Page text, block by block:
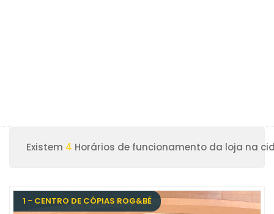
Existem 4 Horários de funcionamento da loja na
1 - CENTRO DE CÓPIAS ROG&BÉ